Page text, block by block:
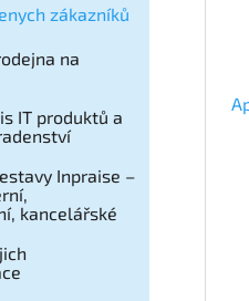
zákazníků
na
IT produktů a
Inpraise –
kancelářské